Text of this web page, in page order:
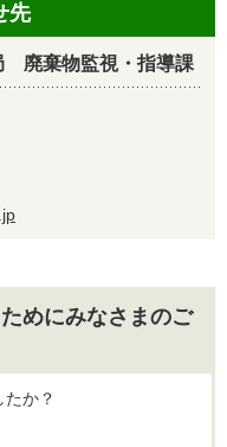
先
廃棄物監視・指導課
めにみなさまのご
か？